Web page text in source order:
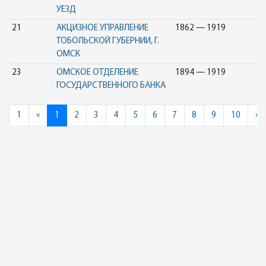
УЕЗД
21
АКЦИЗНОЕ УПРАВЛЕНИЕ
ТОБОЛЬСКОЙ ГУБЕРНИИ, Г.
ОМСК
1862 — 1919
23
ОМСКОЕ ОТДЕЛЕНИЕ
ГОСУДАРСТВЕННОГО БАНКА
1894 — 1919
1 «Previous
1 2 3 4 5 6 7 8 9 10 »